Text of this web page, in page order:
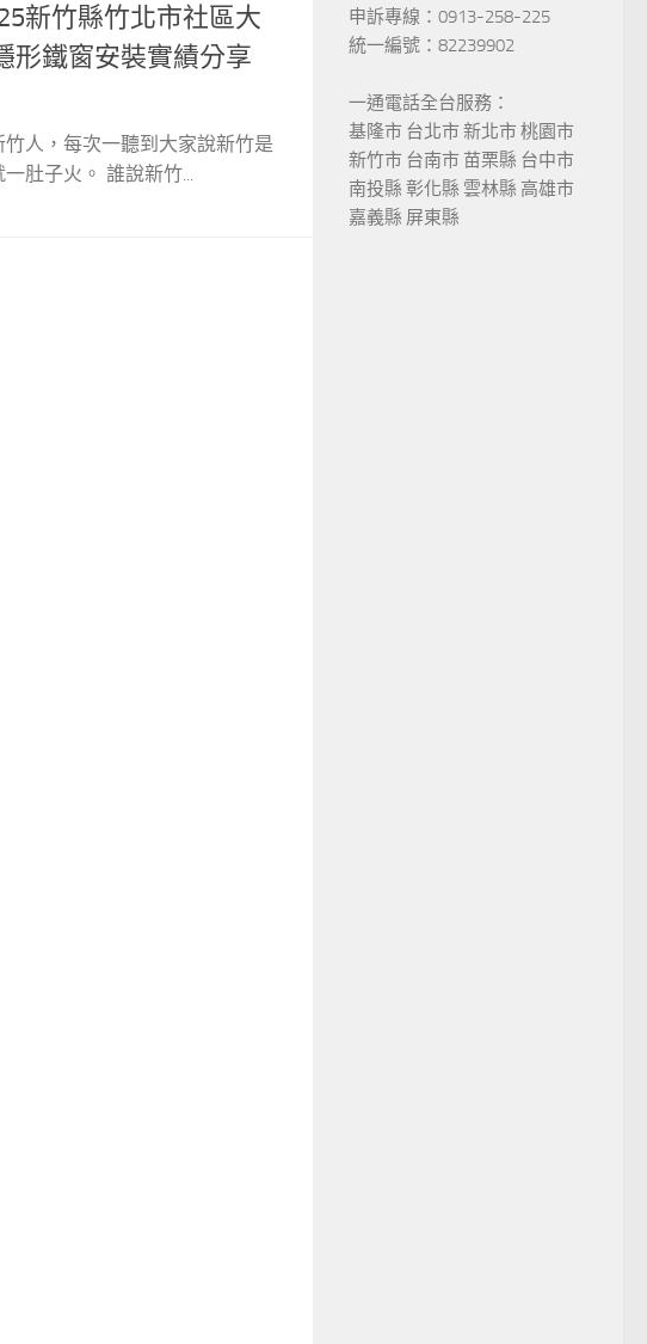
新竹縣竹北市社區大
形鐵窗安裝實績分享
竹人，每次一聽到大家說新竹是
肚子火。 誰說新竹...
申訴專線：0913-258-225
統一編號：82239902
一通電話全台服務：
基隆市 台北市 新北市 桃園市
新竹市 台南市 苗栗縣 台中市
南投縣 彰化縣 雲林縣 高雄市
嘉義縣 屏東縣